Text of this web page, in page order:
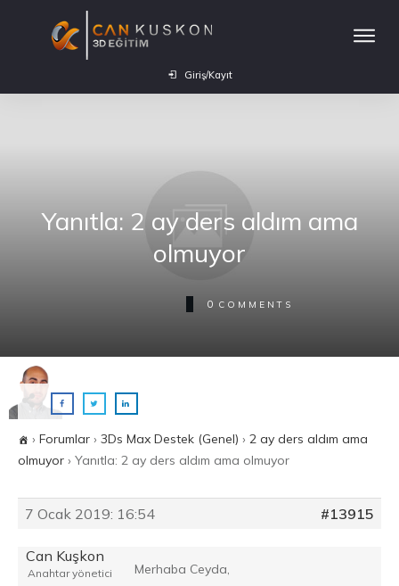
Giriş/Kayıt
Yanıtla: 2 ay ders aldım ama
olmuyor
0 COMMENTS
› Forumlar › 3Ds Max Destek (Genel) › 2 ay ders aldım ama
olmuyor › Yanıtla: 2 ay ders aldım ama olmuyor
7 Ocak 2019: 16:54 #13915
Can Kuşkon
Anahtar yönetici Merhaba Ceyda,